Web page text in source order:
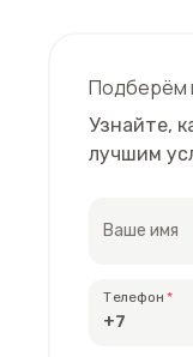
Подберём
Узнайте,
лучшим
Ваше имя
Телефон